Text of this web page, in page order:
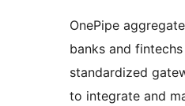
OnePipe
banks and
standardized
to integrate and